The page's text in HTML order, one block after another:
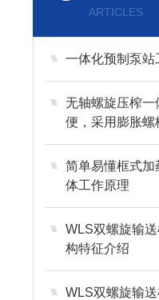
ARTICLES
一体化预制泵站
无轴螺旋压榨一
便，采用膨胀螺
简单易懂框式加
体工作原理
WLS双螺旋输
构特征介绍
WLS双螺旋输